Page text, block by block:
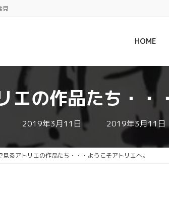
見
HOME
エの作品たち・・
2019年3月11日 最
終
日
時
2019年3月11日
見るアトリエの作品たち・・・ようこそアトリエへ。